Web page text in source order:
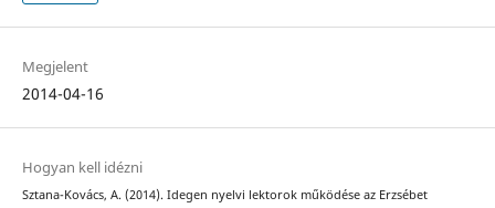
Megjelent
2014-04-16
Hogyan kell idézni
Sztana-Kovács, A. (2014). Idegen nyelvi lektorok működése az Erzsébet